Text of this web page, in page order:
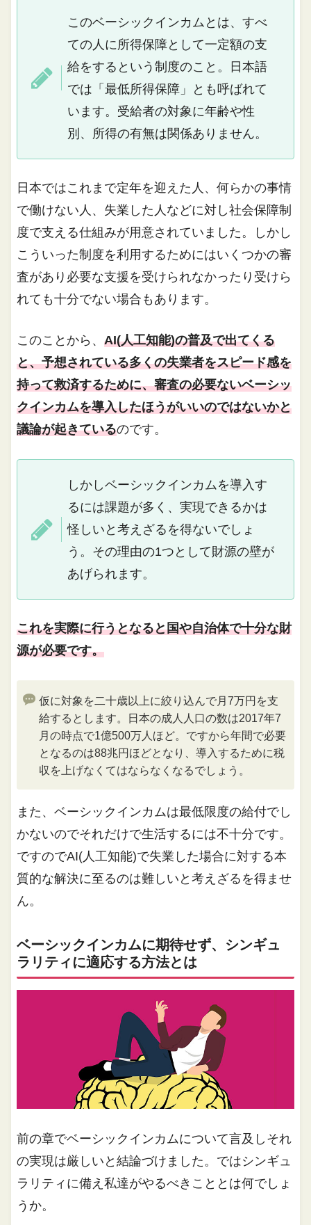
このベーシックインカムとは、すべ
ての人に所得保障として一定額の支
給をするという制度のこと。日本語
では「最低所得保障」とも呼ばれて
います。受給者の対象に年齢や性
別、所得の有無は関係ありません。
日本ではこれまで定年を迎えた人、何らかの事情
で働けない人、失業した人などに対し社会保障制
度で支える仕組みが用意されていました。しかし
こういった制度を利用するためにはいくつかの審
査があり必要な支援を受けられなかったり受けら
れても十分でない場合もあります。
このことから、AI(人工知能)の普及で出てくる
と、予想されている多くの失業者をスピード感を
持って救済するために、審査の必要ないベーシッ
クインカムを導入したほうがいいのではないかと
議論が起きているのです。
しかしベーシックインカムを導入す
るには課題が多く、実現できるかは
怪しいと考えざるを得ないでしょ
う。その理由の1つとして財源の壁が
あげられます。
これを実際に行うとなると国や自治体で十分な財
源が必要です。
仮に対象を二十歳以上に絞り込んで月7万円を支
給するとします。日本の成人人口の数は2017年7
月の時点で1億500万人ほど。ですから年間で必要
となるのは88兆円ほどとなり、導入するために税
収を上げなくてはならなくなるでしょう。
また、ベーシックインカムは最低限度の給付でし
かないのでそれだけで生活するには不十分です。
ですのでAI(人工知能)で失業した場合に対する本
質的な解決に至るのは難しいと考えざるを得ませ
ん。
ベーシックインカムに期待せず、シンギュ
ラリティに適応する方法とは
前の章でベーシックインカムについて言及しそれ
の実現は厳しいと結論づけました。ではシンギュ
ラリティに備え私達がやるべきこととは何でしょ
うか。